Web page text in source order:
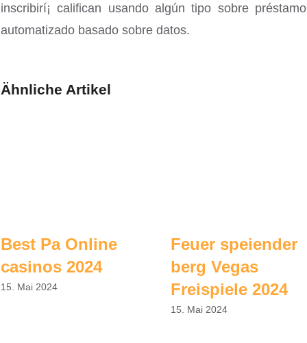
inscribirí¡ califican usando algún tipo sobre préstamo
automatizado basado sobre datos.
Ähnliche Artikel
Best Pa Online
casinos 2024
15. Mai 2024
Feuer speiender
berg Vegas
Freispiele 2024
15. Mai 2024